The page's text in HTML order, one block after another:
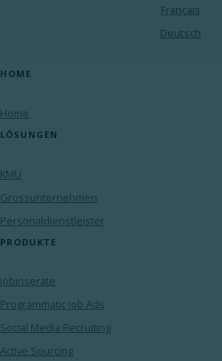
Français
Deutsch
HOME
Home
LÖSUNGEN
KMU
Grossunternehmen
Personaldienstleister
PRODUKTE
Jobinserate
Programmatic Job Ads
Social Media Recruiting
Active Sourcing